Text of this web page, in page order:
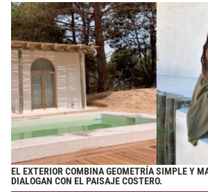
EL EXTERIOR COMBINA GEOMETRÍA SIMPLE Y
DIALOGAN CON EL PAISAJE COSTERO.